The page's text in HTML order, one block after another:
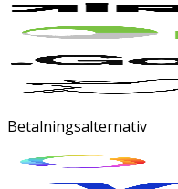
Betalningsalternativ